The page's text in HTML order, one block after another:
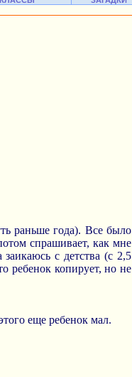
раньше года). Все было
спрашивает, как мне
с детства (с 2,5
ребенок копирует, но не
еще ребенок мал.